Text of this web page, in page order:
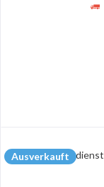
Ausverkauft